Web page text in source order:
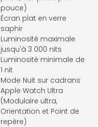
pouce)
Écran plat en verre
saphir
Luminosité maximale
jusqu'à 3 000 nits
Luminosité minimale de
1 nit
Mode Nuit sur cadrans
Apple Watch Ultra
(Modulaire ultra,
Orientation et Point de
repère)